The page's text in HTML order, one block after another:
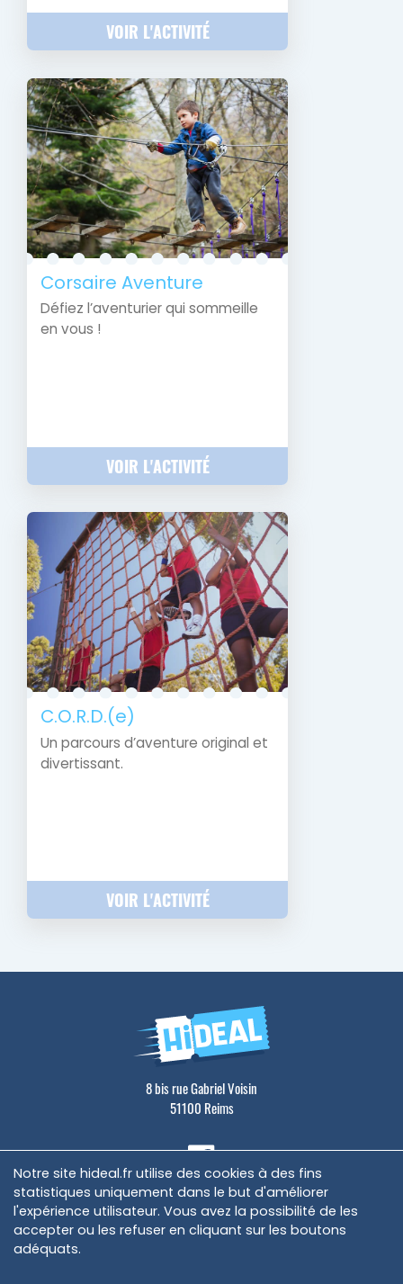
VOIR L'ACTIVITÉ
Corsaire Aventure
Défiez l’aventurier qui sommeille
en vous !
VOIR L'ACTIVITÉ
C.O.R.D.(e)
Un parcours d’aventure original et
divertissant.
VOIR L'ACTIVITÉ
8 bis rue Gabriel Voisin
51100 Reims
Notre site hideal.fr utilise des cookies à des fins
statistiques uniquement dans le but d'améliorer
l'expérience utilisateur. Vous avez la possibilité de les
accepter ou les refuser en cliquant sur les boutons
adéquats.